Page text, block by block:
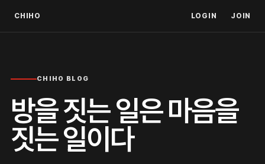
CHIHO LOGIN JOIN
CHIHO BLOG
방을 짓는 일은 마음을
짓는 일이다